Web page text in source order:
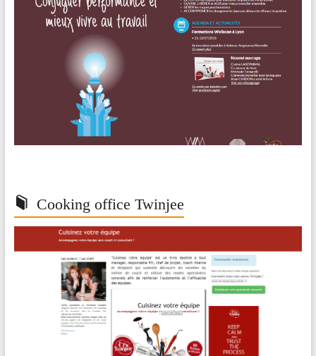
Cooking office Twinjee